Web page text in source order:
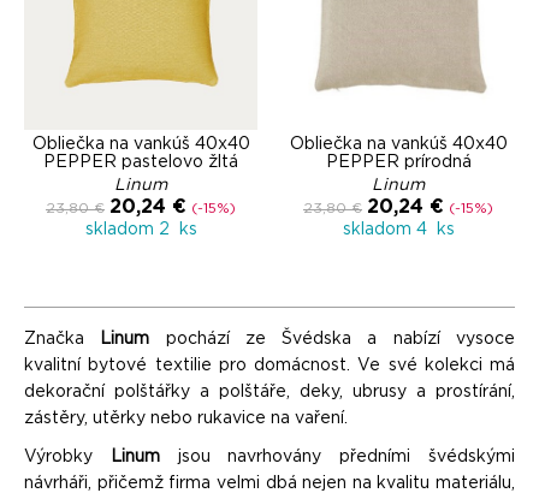
Obliečka na vankúš 40x40
PEPPER pastelovo žltá
Linum
23,80 € 20,24 € (-15%)
skladom 2 ks
Obliečka na vankúš 40x40
PEPPER prírodná
Linum
23,80 € 20,24 € (-15%)
skladom 4 ks
Značka Linum pochází ze Švédska a nabízí vysoce
kvalitní bytové textilie pro domácnost. Ve své kolekci má
dekorační polštářky a polštáře, deky, ubrusy a prostírání,
zástěry, utěrky nebo rukavice na vaření.
Výrobky Linumjsou navrhovány předními švédskými
návrháři, přičemž firma velmi dbá nejen na kvalitu materiálu,